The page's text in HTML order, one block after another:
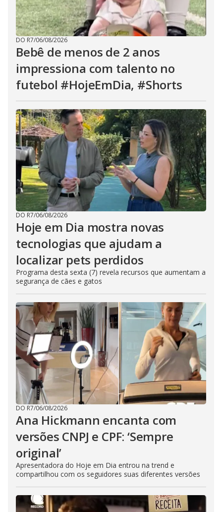
DO R7/06/08/2026
Bebê de menos de 2 anos
impressiona com talento no
futebol #HojeEmDia, #Shorts
DO R7/06/08/2026
Hoje em Dia mostra novas
tecnologias que ajudam a
localizar pets perdidos
Programa desta sexta (7) revela recursos que aumentam a
segurança de cães e gatos
DO R7/06/08/2026
Ana Hickmann encanta com
versões CNPJ e CPF: ‘Sempre
original’
Apresentadora do Hoje em Dia entrou na trend e
compartilhou com os seguidores suas diferentes versões